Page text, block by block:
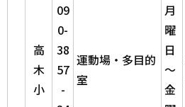
高
木
小
09
0-
38
57
-
運動場・多目的
室
月
曜
日
～
金